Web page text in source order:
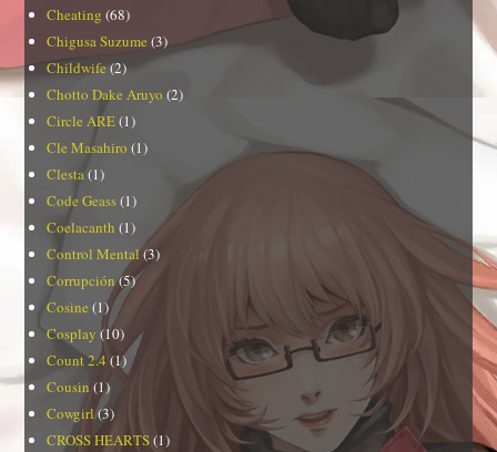
Cheating (68)
Chigusa Suzume (3)
Childwife(2)
Chotto Dake Aruyo (2)
Circle ARE(1)
Cle Masahiro (1)
Clesta(1)
Code Geass(1)
Coelacanth (1)
Control Mental(3)
Corrupción(5)
Cosine (1)
Cosplay (10)
Count 2.4 (1)
Cousin (1)
Cowgirl(3)
CROSS HEARTS(1)